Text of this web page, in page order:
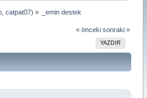
, catpat07) » _emin destek
« önceki sonraki »
YAZDIR